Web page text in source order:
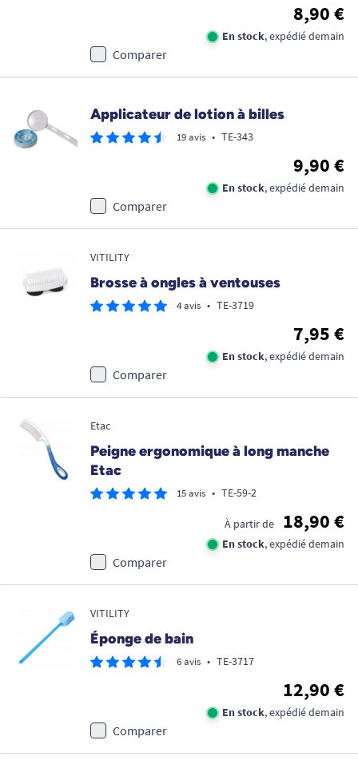
8,90 €
En stock, expédié demain
Comparer
Applicateur de lotion à billes
19 avis • TE-343
9,90 €
En stock, expédié demain
Comparer
VITILITY
Brosse à ongles à ventouses
4 avis • TE-3719
7,95 €
En stock, expédié demain
Comparer
Etac
Peigne ergonomique à long manche
Etac
15 avis • TE-59-2
À partir de 18,90 €
En stock, expédié demain
Comparer
VITILITY
Éponge de bain
6 avis • TE-3717
12,90 €
En stock, expédié demain
Comparer